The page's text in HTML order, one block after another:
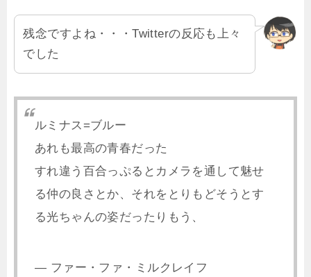
残念ですよね・・・Twitterの反応も上々
でした
ルミナス=ブルー
あれも最高の青春だった
すれ違う百合っぷるとカメラを通して魅せ
る仲の良さとか、それをとりもどそうとす
る光ちゃんの姿だったりもう、
— ファー・ファ・ミルクレイフ